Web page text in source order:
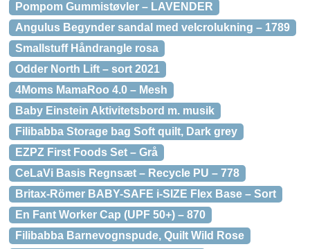
Pompom Gummistøvler – LAVENDER
Angulus Begynder sandal med velcrolukning – 1789
Smallstuff Håndrangle rosa
Odder North Lift – sort 2021
4Moms MamaRoo 4.0 – Mesh
Baby Einstein Aktivitetsbord m. musik
Filibabba Storage bag Soft quilt, Dark grey
EZPZ First Foods Set – Grå
CeLaVi Basis Regnsæt – Recycle PU – 778
Britax-Römer BABY-SAFE i-SIZE Flex Base – Sort
En Fant Worker Cap (UPF 50+) – 870
Filibabba Barnevognspude, Quilt Wild Rose